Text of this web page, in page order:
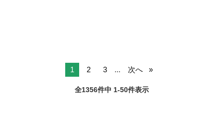
1 2 3 ... 次へ
全1356件中 1-50件表示